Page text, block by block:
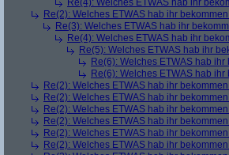
Re(4): Welches ETWAS hab ihr
Re(2): Welches ETWAS hab ihr
Re(3): Welches ETWAS hab ihr
Re(4): Welches ETWAS hab ihr
Re(5): Welches ETWAS hab ihr
Re(6): Welches ETWAS hab ihr
Re(6): Welches ETWAS hab ihr
Re(2): Welches ETWAS hab ihr
Re(2): Welches ETWAS hab ihr
Re(2): Welches ETWAS hab ihr
Re(2): Welches ETWAS hab ihr
Re(2): Welches ETWAS hab ihr
Re(2): Welches ETWAS hab ihr